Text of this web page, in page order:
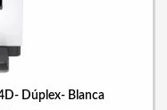
Dúplex- Blanca